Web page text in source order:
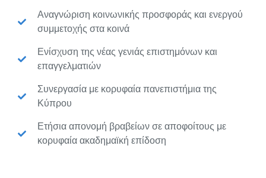
Αναγνώριση κοινωνικής προσφοράς και ενεργού
συμμετοχής στα κοινά
Ενίσχυση της νέας γενιάς επιστημόνων και
επαγγελματιών
Συνεργασία με κορυφαία πανεπιστήμια της
Κύπρου
Ετήσια απονομή βραβείων σε αποφοίτους με
κορυφαία ακαδημαϊκή επίδοση